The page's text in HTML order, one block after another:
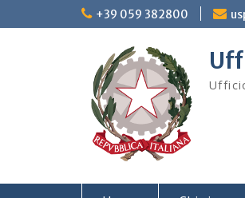
to
+39 059 382800